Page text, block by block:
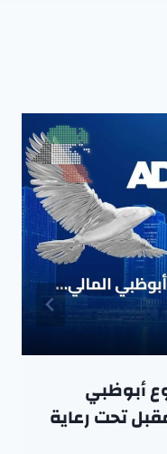
أبوظبي
تحت رعاية